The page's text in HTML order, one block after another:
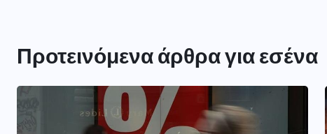
Προτεινόμενα άρθρα για εσένα